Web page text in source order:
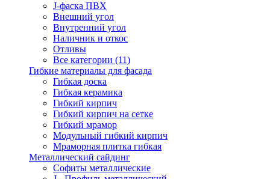
J-фаска ПВХ
Внешний угол
Внутренний угол
Наличник и откос
Отливы
Все категории (11)
Гибкие материалы для фасада
Гибкая доска
Гибкая керамика
Гибкий кирпич
Гибкий кирпич на сетке
Гибкий мрамор
Модульный гибкий кирпич
Мраморная плитка гибкая
Металлический сайдинг
Cофиты металлические